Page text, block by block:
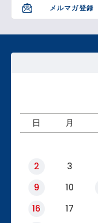
メルマガ登録
日 月
2
3
9
10
16
17